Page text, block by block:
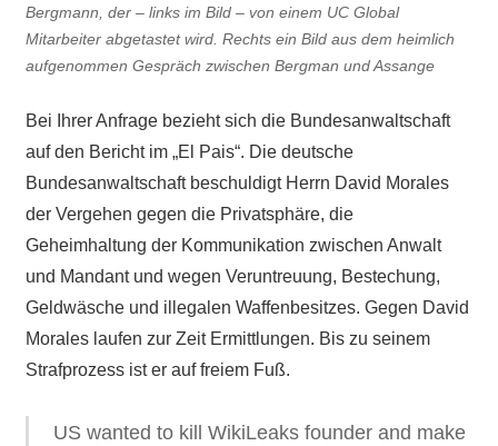
Bergmann, der – links im Bild – von einem UC Global
Mitarbeiter abgetastet wird. Rechts ein Bild aus dem heimlich
aufgenommen Gespräch zwischen Bergman und Assange
Bei Ihrer Anfrage bezieht sich die Bundesanwaltschaft
auf den Bericht im „El Pais“. Die deutsche
Bundesanwaltschaft beschuldigt Herrn David Morales
der Vergehen gegen die Privatsphäre, die
Geheimhaltung der Kommunikation zwischen Anwalt
und Mandant und wegen Veruntreuung, Bestechung,
Geldwäsche und illegalen Waffenbesitzes. Gegen David
Morales laufen zur Zeit Ermittlungen. Bis zu seinem
Strafprozess ist er auf freiem Fuß.
US wanted to kill WikiLeaks founder and make